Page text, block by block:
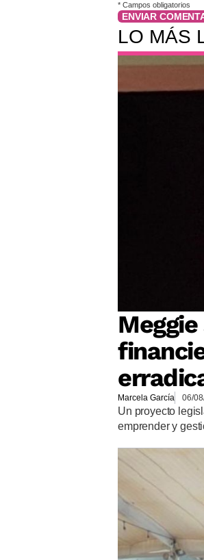
* Campos obligatorios
ENVIAR
LO MÁS
Marcela García 06/
Un proyecto
emprender y